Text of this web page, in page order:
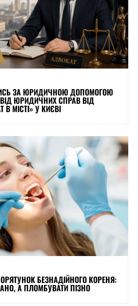
ЗА ЮРИДИЧНОЮ ДОПОМОГОЮ
ЮРИДИЧНИХ СПРАВ ВІД
МІСТІ» У КИЄВІ
БЕЗНАДІЙНОГО КОРЕНЯ:
А ПЛОМБУВАТИ ПІЗНО